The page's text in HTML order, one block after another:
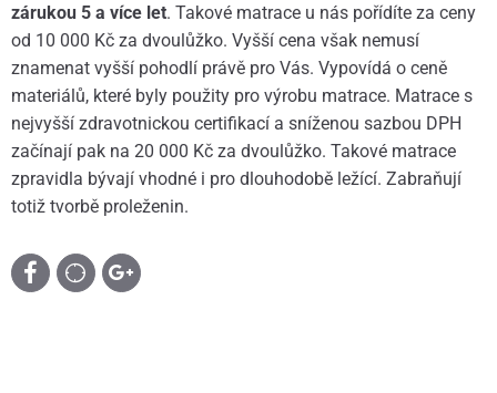
zárukou 5 a více let. Takové matrace u nás pořídíte za ceny
od 10 000 Kč za dvoulůžko. Vyšší cena však nemusí
znamenat vyšší pohodlí právě pro Vás. Vypovídá o ceně
materiálů, které byly použity pro výrobu matrace. Matrace s
nejvyšší zdravotnickou certifikací a sníženou sazbou DPH
začínají pak na 20 000 Kč za dvoulůžko. Takové matrace
zpravidla bývají vhodné i pro dlouhodobě ležící. Zabraňují
totiž tvorbě proleženin.